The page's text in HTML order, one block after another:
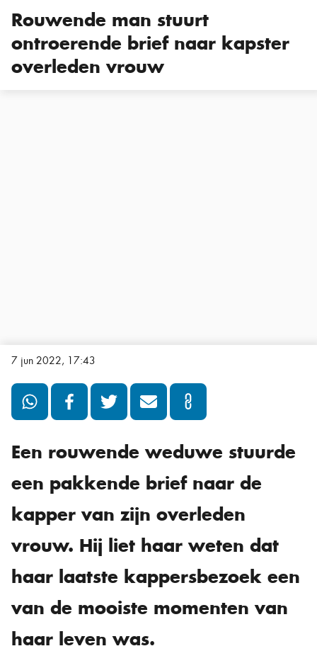
Rouwende man stuurt
ontroerende brief naar kapster
overleden vrouw
7 jun 2022, 17:43
Een rouwende weduwe stuurde
een pakkende brief naar de
kapper van zijn overleden
vrouw. Hij liet haar weten dat
haar laatste kappersbezoek een
van de mooiste momenten van
haar leven was.